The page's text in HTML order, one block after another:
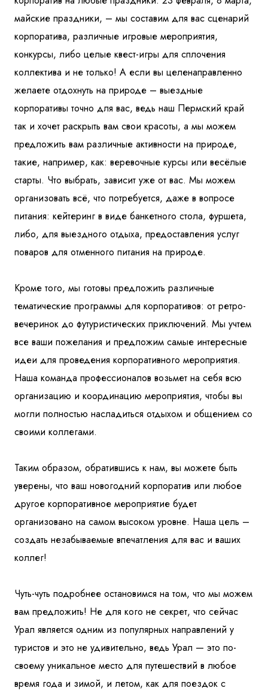
майские праздники, – мы составим для вас сценарий
корпоратива, различные игровые мероприятия,
конкурсы, либо целые квест-игры для сплочения
коллектива и не только! А если вы целенаправленно
желаете отдохнуть на природе – выездные
корпоративы точно для вас, ведь наш Пермский край
так и хочет раскрыть вам свои красоты, а мы можем
предложить вам различные активности на природе,
такие, например, как: веревочные курсы или весёлые
старты. Что выбрать, зависит уже от вас. Мы можем
организовать всё, что потребуется, даже в вопросе
питания: кейтеринг в виде банкетного стола, фуршета,
либо, для выездного отдыха, предоставления услуг
поваров для отменного питания на природе.
Кроме того, мы готовы предложить различные
тематические программы для корпоративов: от ретро-
вечеринок до футуристических приключений. Мы учтем
все ваши пожелания и предложим самые интересные
идеи для проведения корпоративного мероприятия.
Наша команда профессионалов возьмет на себя всю
организацию и координацию мероприятия, чтобы вы
могли полностью насладиться отдыхом и общением со
своими коллегами.
Таким образом, обратившись к нам, вы можете быть
уверены, что ваш новогодний корпоратив или любое
другое корпоративное мероприятие будет
организовано на самом высоком уровне. Наша цель –
создать незабываемые впечатления для вас и ваших
коллег!
Чуть-чуть подробнее остановимся на том, что мы можем
вам предложить! Не для кого не секрет, что сейчас
Урал является одним из популярных направлений у
туристов и это не удивительно, ведь Урал — это по-
своему уникальное место для путешествий в любое
время года и зимой, и летом, как для поездок с